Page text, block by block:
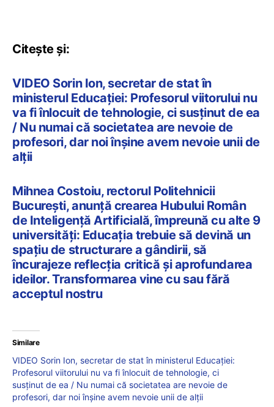
Citește și:
VIDEO Sorin Ion, secretar de stat în
ministerul Educației: Profesorul viitorului nu
va fi înlocuit de tehnologie, ci susținut de ea
/ Nu numai că societatea are nevoie de
profesori, dar noi înșine avem nevoie unii de
alții
Mihnea Costoiu, rectorul Politehnicii
București, anunță crearea Hubului Român
de Inteligență Artificială, împreună cu alte 9
universități: Educația trebuie să devină un
spațiu de structurare a gândirii, să
încurajeze reflecția critică și aprofundarea
ideilor. Transformarea vine cu sau fără
acceptul nostru
Similare
VIDEO Sorin Ion, secretar de stat în ministerul Educației:
Profesorul viitorului nu va fi înlocuit de tehnologie, ci
susținut de ea / Nu numai că societatea are nevoie de
profesori, dar noi înșine avem nevoie unii de alții